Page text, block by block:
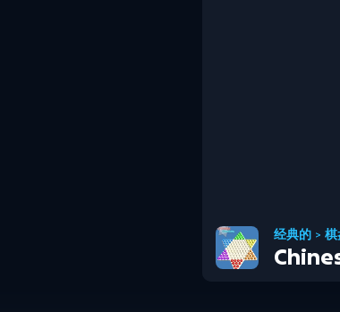
经典的 > 棋